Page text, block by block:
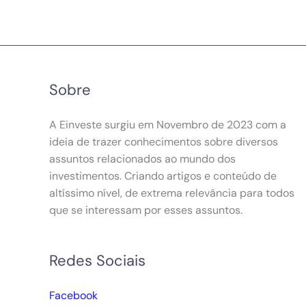
Sobre
A Einveste surgiu em Novembro de 2023 com a
ideia de trazer conhecimentos sobre diversos
assuntos relacionados ao mundo dos
investimentos. Criando artigos e conteúdo de
altíssimo nível, de extrema relevância para todos
que se interessam por esses assuntos.
Redes Sociais
Facebook